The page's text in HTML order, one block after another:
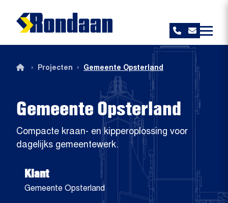
Gemeente Opsterland
Compacte kraan- en kipperoplossing voor
dagelijks gemeentewerk.
› Projecten › Gemeente Opsterland
Klant
Gemeente Opsterland